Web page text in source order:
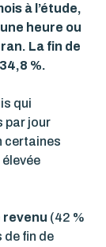
à l’étude,
heure ou
La fin de
%.
qui
par jour
certaines
revenu (42 %
de fin de